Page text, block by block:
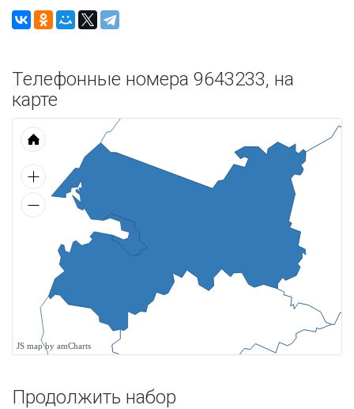
Телефонные номера 9643233, на
карте
JS map by amCharts
Продолжить набор